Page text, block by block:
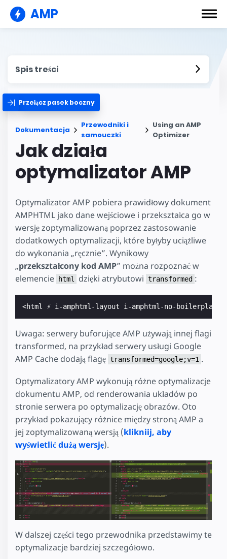
AMP
Spis treści
Przełącz pasek boczny
Dokumentacja
Przewodniki i
samouczki
Using an AMP
Optimizer
Jak działa
optymalizator AMP
Optymalizator AMP pobiera prawidłowy dokument
AMPHTML jako dane wejściowe i przekształca go w
wersję zoptymalizowaną poprzez zastosowanie
dodatkowych optymalizacji, które byłyby uciążliwe
do wykonania „ręcznie”. Wynikowy
„przekształcony kod AMP” można rozpoznać w
elemencie
html dzięki atrybutowi transformed :
<html ⚡ i-amphtml-layout i-amphtml-no-boilerplate
Uwaga: serwery buforujące AMP używają innej flagi
transformed, na przykład serwery usługi Google
AMP Cache dodają flagę transformed=google;v=1 .
Optymalizatory AMP wykonują różne optymalizacje
dokumentu AMP, od renderowania układów po
stronie serwera po optymalizację obrazów. Oto
przykład pokazujący różnice między stroną AMP a
jej zoptymalizowaną wersją (klikniij, aby
wyświetlić dużą wersję).
W dalszej części tego przewodnika przedstawimy te
optymalizacje bardziej szczegółowo.